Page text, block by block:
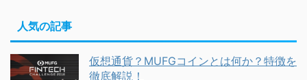
人気の記事
仮想通貨？MUFGコインとは何か？特徴を
徹底解説！